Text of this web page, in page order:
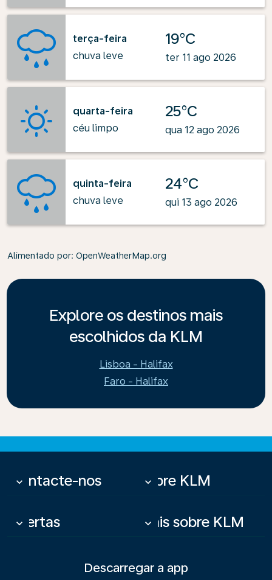
terça-feira
chuva leve
19°C
ter 11 ago 2026
quarta-feira
céu limpo
25°C
qua 12 ago 2026
quinta-feira
chuva leve
24°C
qui 13 ago 2026
Alimentado por: OpenWeatherMap.org
Explore os destinos mais
escolhidos da KLM
Lisboa - Halifax
Faro - Halifax
Contacte-nos
keyboard_arrow_down Sobre KLM
keyboard_arrow_down
Ofertas
keyboard_arrow_down Mais sobre KLM
keyboard_arrow_down
Descarregar a app